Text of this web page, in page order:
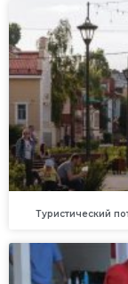
Туристический